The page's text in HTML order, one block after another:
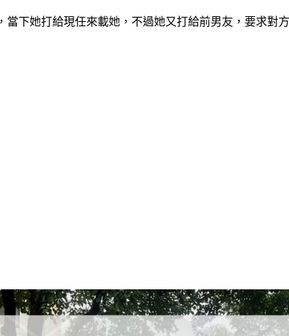
下她打給現任來載她，不過她又打給前男友，要求對